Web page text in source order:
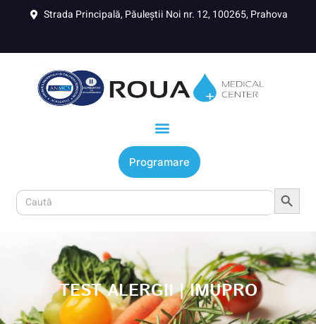
Strada Principală, Păuleștii Noi nr. 12, 100265, Prahova
Programare
Search
Search Button
TEST ALERGII | IMUPRO